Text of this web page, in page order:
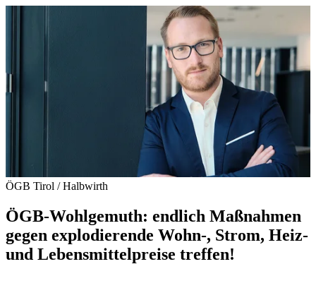
ÖGB Tirol / Halbwirth
ÖGB-Wohlgemuth: endlich Maßnahmen
gegen explodierende Wohn-, Strom, Heiz-
und Lebensmittelpreise treffen!